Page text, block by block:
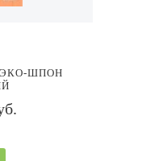
ЭКО-ШПОН